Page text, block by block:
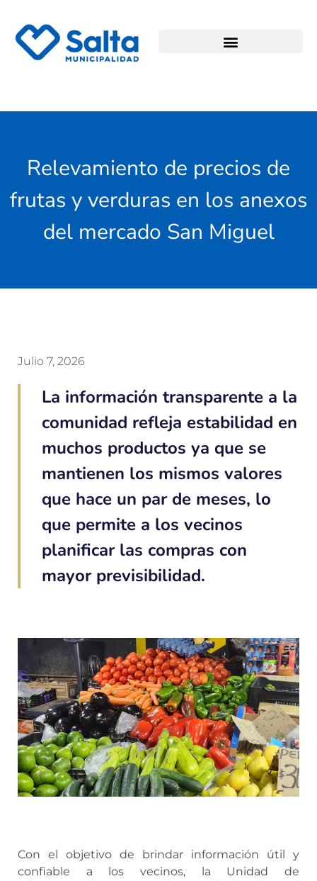
Relevamiento de precios de
frutas y verduras en los anexos
del mercado San Miguel
Julio 7, 2026
La información transparente a la
comunidad refleja estabilidad en
muchos productos ya que se
mantienen los mismos valores
que hace un par de meses, lo
que permite a los vecinos
planificar las compras con
mayor previsibilidad.
Con el objetivo de brindar información útil y
confiable a los vecinos, la Unidad de